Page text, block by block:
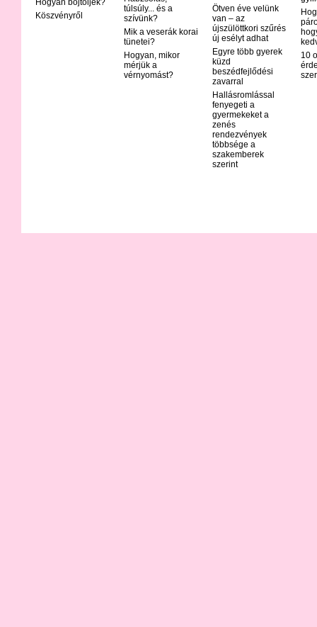
Hogyan böjtöljek?
Köszvényről
túlsúly... és a
szívünk?
Mik a veserák korai
tünetei?
Hogyan, mikor
mérjük a
vérnyomást?
Ötven éve velünk
van – az
újszülöttkori szűrés
új esélyt adhat
Egyre több gyerek
küzd
beszédfejlődési
zavarral
Hallásromlással
fenyegeti a
gyermekeket a
zenés
rendezvények
többsége a
szakemberek
szerint
10